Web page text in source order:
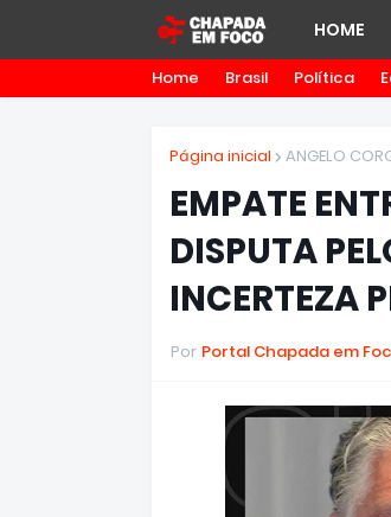
HOME
Home Brasil Política
Página inicial ANGELO
EMPATE
DISPUTA
INCERTEZA
Por Portal Chapada em